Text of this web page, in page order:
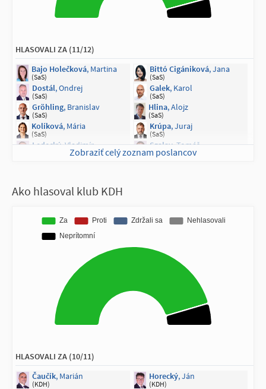
(HLAS - SD) (HLAS - SD)
Matovič, Igor Vašečka, Richard
HLASOVALI ZA (11/12)
Bajo Holečková, Martina
(SaS)
Bittó Cigániková, Jana
(SaS)
Dostál, Ondrej
(SaS)
Galek, Karol
(SaS)
Gröhling, Branislav
(SaS)
Hlina, Alojz
(SaS)
Kolíková, Mária
(SaS)
Krúpa, Juraj
(SaS)
Ledecký, Vladimír Szalay, Tomáš
(SaS)
NEPRÍTOMNÍ NA HLASOVANÍ (1/12)
(SaS)
Zobraziť celý zoznam poslancov
Ako hlasoval klub KDH
HLASOVALI ZA (10/11)
Čaučík, Marián
(KDH)
Horecký, Ján
(KDH)